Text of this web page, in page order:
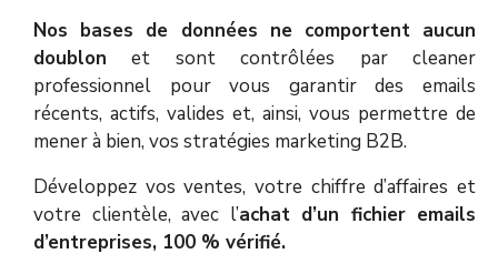
Nos bases de données ne comportent aucun
doublon et sont contrôlées par cleaner
professionnel pour vous garantir des emails
récents, actifs, valides et, ainsi, vous permettre de
mener à bien, vos stratégies marketing B2B.
Développez vos ventes, votre chiffre d’affaires et
votre clientèle, avec l’achat d’un fichieremails
d’entreprises, 100 % vérifié.